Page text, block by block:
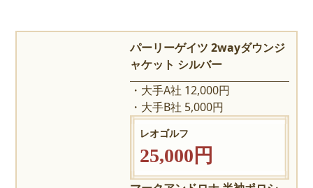
パーリーゲイツ 2wayダウンジ
ャケット シルバー
大手A社 12,000円
大手B社 5,000円
レオゴルフ
25,000円